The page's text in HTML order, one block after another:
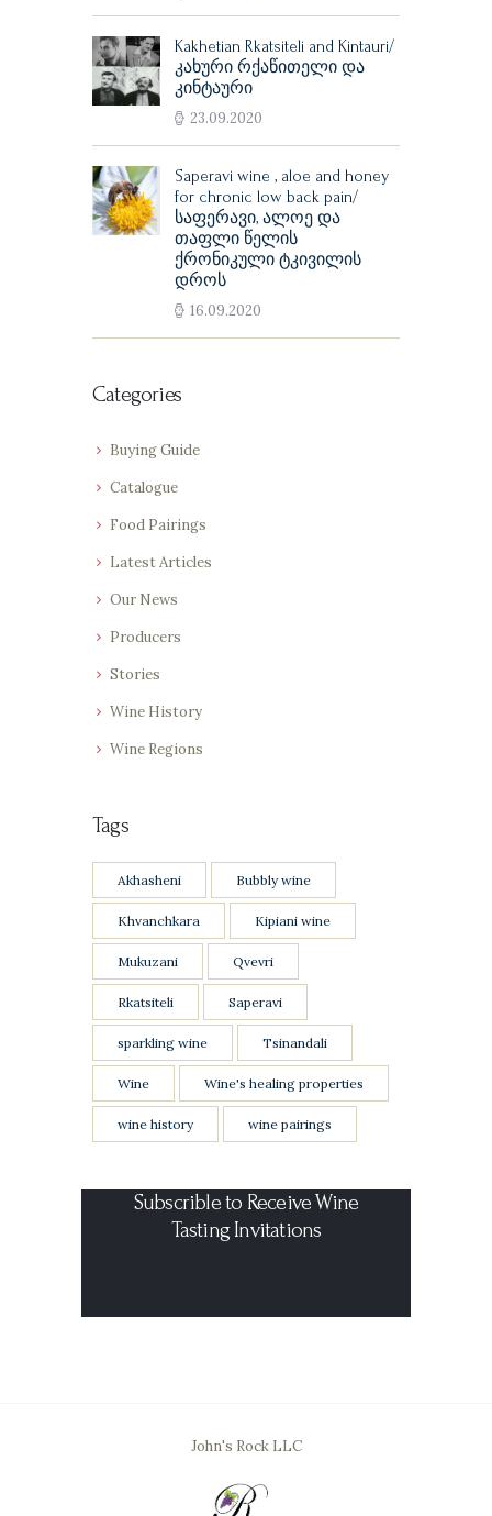
Kakhetian Rkatsiteli and Kintauri/
კახური რქაწითელი და
კინტაური
23.09.2020
Saperavi wine , aloe and honey
for chronic low back pain/
საფერავი, ალოე და
თაფლი წელის
ქრონიკული ტკივილის
დროს
16.09.2020
Categories
Buying Guide
Catalogue
Food Pairings
Latest Articles
Our News
Producers
Stories
Wine History
Wine Regions
Tags
Akhasheni Bubbly wine
Khvanchkara Kipiani wine
Mukuzani Qvevri
Rkatsiteli Saperavi
sparkling wine Tsinandali
Wine Wine's healing properties
wine history wine pairings
Subscrible to Receive Wine
Tasting Invitations
John's Rock LLC